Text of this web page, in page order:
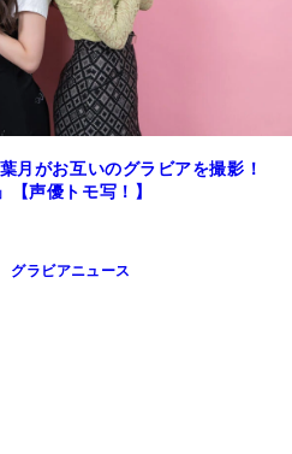
月がお互いのグラビアを撮影！
【声優トモ写！】
グラビアニュース